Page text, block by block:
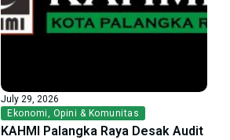
July 29, 2026
Ekonomi, Opini & Komunitas
KAHMI Palangka Raya Desak Audit